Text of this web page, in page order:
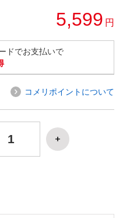
5,599 円
ドでお支払いで
コメリポイントについて